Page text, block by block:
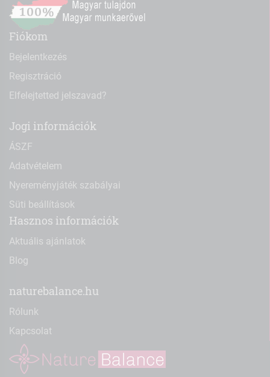
Fiókom
Bejelentkezés
Regisztráció
Elfelejtetted jelszavad?
Jogi információk
ÁSZF
Adatvételem
Nyereményjáték szabályai
Süti beállítások
Hasznos információk
Aktuális ajánlatok
Blog
naturebalance.hu
Rólunk
Kapcsolat